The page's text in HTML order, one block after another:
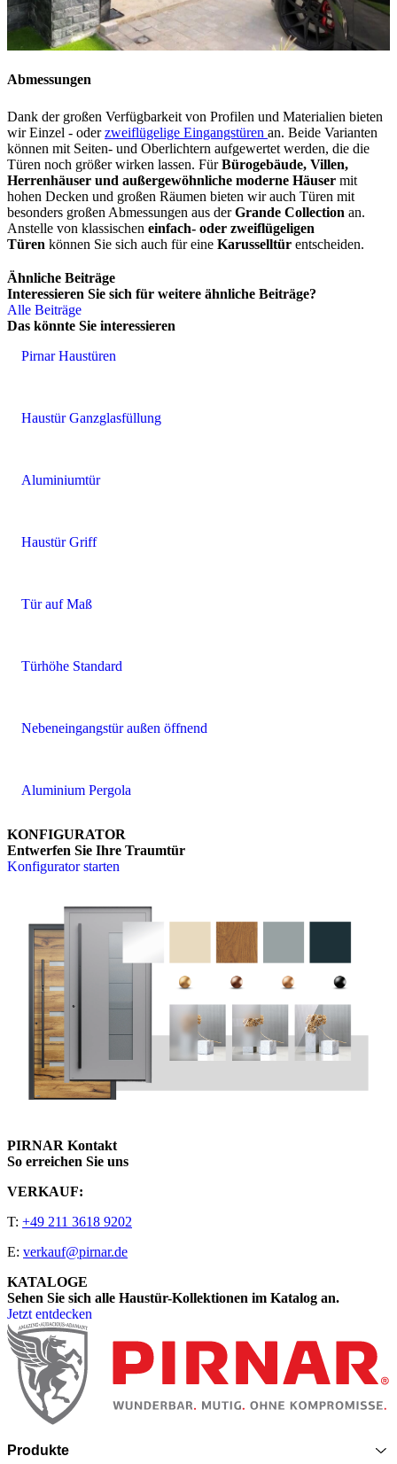
Abmessungen
Dank der großen Verfügbarkeit von Profilen und Materialien bieten
wir Einzel - oderzweiflügelige Eingangstüren an. Beide Varianten
können mit Seiten- und Oberlichtern aufgewertet werden, die die
Türen noch größer wirken lassen. FürBürogebäude, Villen,
Herrenhäuser und außergewöhnliche moderne Häuser mit
hohen Decken und großen Räumen bieten wir auch Türen mit
besonders großen Abmessungen aus derGrande Collection an.
Anstelle von klassischen einfach- oder zweiflügeligen
Türen können Sie sich auch für eine Karusselltür entscheiden.
Ähnliche Beiträge
Interessieren Sie sich für weitere ähnliche Beiträge?
Alle Beiträge
Das könnte Sie interessieren
Pirnar Haustüren
Haustür Ganzglasfüllung
Aluminiumtür
Haustür Griff
Tür auf Maß
Türhöhe Standard
Nebeneingangstür außen öffnend
Aluminium Pergola
KONFIGURATOR
Entwerfen Sie Ihre Traumtür
Konfigurator starten
PIRNAR Kontakt
So erreichen Sie uns
VERKAUF:
T: +49 211 3618 9202
E: verkauf@pirnar.de
KATALOGE
Sehen Sie sich alle Haustür-Kollektionen im Katalog an.
Jetzt entdecken
Seitenfooter
Produkte